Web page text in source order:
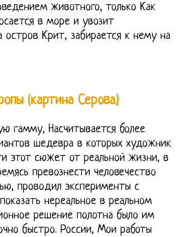
животного, только Как
в море и увозит
остров Крит, забирается к нему на
(картина Серова)
гамму, Насчитывается более
шедевра в которых художник
этот сюжет от реальной жизни, в
превознести человечество
проводил эксперименты с
нереальное в реальном
решение полотна было им
быстро. России, Мои работы